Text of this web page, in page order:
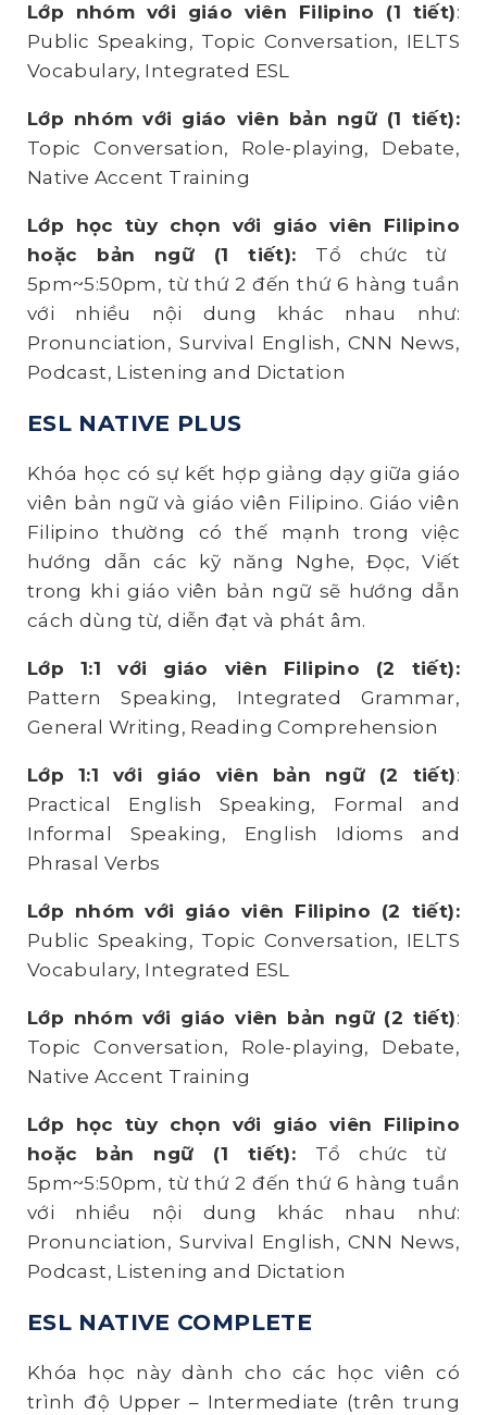
Lớp nhóm với giáo viên Filipino (1 tiết):
Public Speaking, Topic Conversation, IELTS
Vocabulary, Integrated ESL
Lớp nhóm với giáo viên bản ngữ (1 tiết):
Topic Conversation, Role-playing, Debate,
Native Accent Training
Lớp học tùy chọn với giáo viên Filipino
hoặc bản ngữ (1 tiết): Tổ chức từ
5pm~5:50pm, từ thứ 2 đến thứ 6 hàng tuần
với nhiều nội dung khác nhau như:
Pronunciation, Survival English, CNN News,
Podcast, Listening and Dictation
ESL NATIVE PLUS
Khóa học có sự kết hợp giảng dạy giữa giáo
viên bản ngữ và giáo viên Filipino. Giáo viên
Filipino thường có thế mạnh trong việc
hướng dẫn các kỹ năng Nghe, Đọc, Viết
trong khi giáo viên bản ngữ sẽ hướng dẫn
cách dùng từ, diễn đạt và phát âm.
Lớp 1:1 với giáo viên Filipino (2 tiết):
Pattern Speaking, Integrated Grammar,
General Writing, Reading Comprehension
Lớp 1:1 với giáo viên bản ngữ (2 tiết):
Practical English Speaking, Formal and
Informal Speaking, English Idioms and
Phrasal Verbs
Lớp nhóm với giáo viên Filipino (2 tiết):
Public Speaking, Topic Conversation, IELTS
Vocabulary, Integrated ESL
Lớp nhóm với giáo viên bản ngữ (2 tiết):
Topic Conversation, Role-playing, Debate,
Native Accent Training
Lớp học tùy chọn với giáo viên Filipino
hoặc
bản ngữ (1 tiết): Tổ chức từ
5pm~5:50pm, từ thứ 2 đến thứ 6 hàng tuần
với nhiều nội dung khác nhau như:
Pronunciation, Survival English, CNN News,
Podcast, Listening and Dictation
ESL NATIVE COMPLETE
Khóa học này dành cho các học viên có
trình độ Upper – Intermediate (trên trung